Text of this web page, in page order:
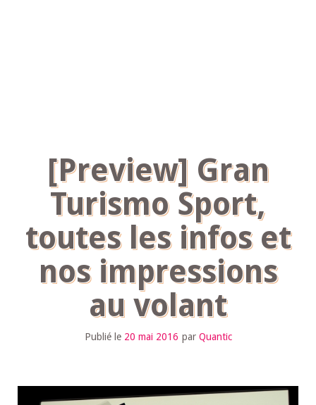
[Preview] Gran
Turismo Sport,
toutes les infos et
nos impressions
au volant
Publié le 20 mai 2016 par Quantic